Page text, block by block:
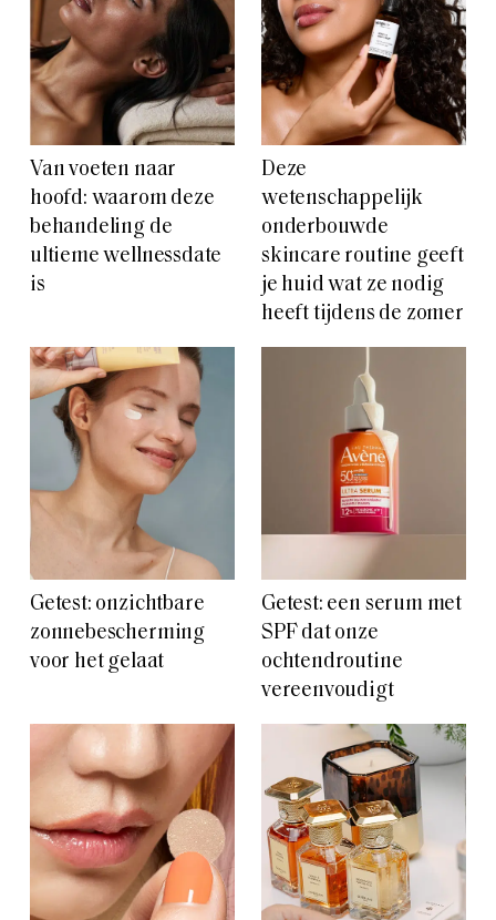
Van voeten naar
hoofd: waarom deze
behandeling de
ultieme wellnessdate
is
Deze
wetenschappelijk
onderbouwde
skincare routine geeft
je huid wat ze nodig
heeft tijdens de zomer
Getest: onzichtbare
zonnebescherming
voor het gelaat
Getest: een serum met
SPF dat onze
ochtendroutine
vereenvoudigt